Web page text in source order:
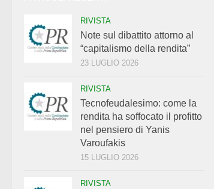
RIVISTA
Note sul dibattito attorno al
“capitalismo della rendita”
23 LUGLIO 2026
RIVISTA
Tecnofeudalesimo: come la
rendita ha soffocato il profitto
nel pensiero di Yanis
Varoufakis
15 LUGLIO 2026
RIVISTA